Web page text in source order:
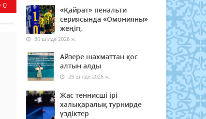
0
«Қайрат» пенальти
сериясында «Омонияны»
жеңіп,
30 шілде 2026 ж.
Айзере шахматтан қос
алтын алды
28 шілде 2026 ж.
Жас теннисші ірі
халықаралық турнирде
үздіктер